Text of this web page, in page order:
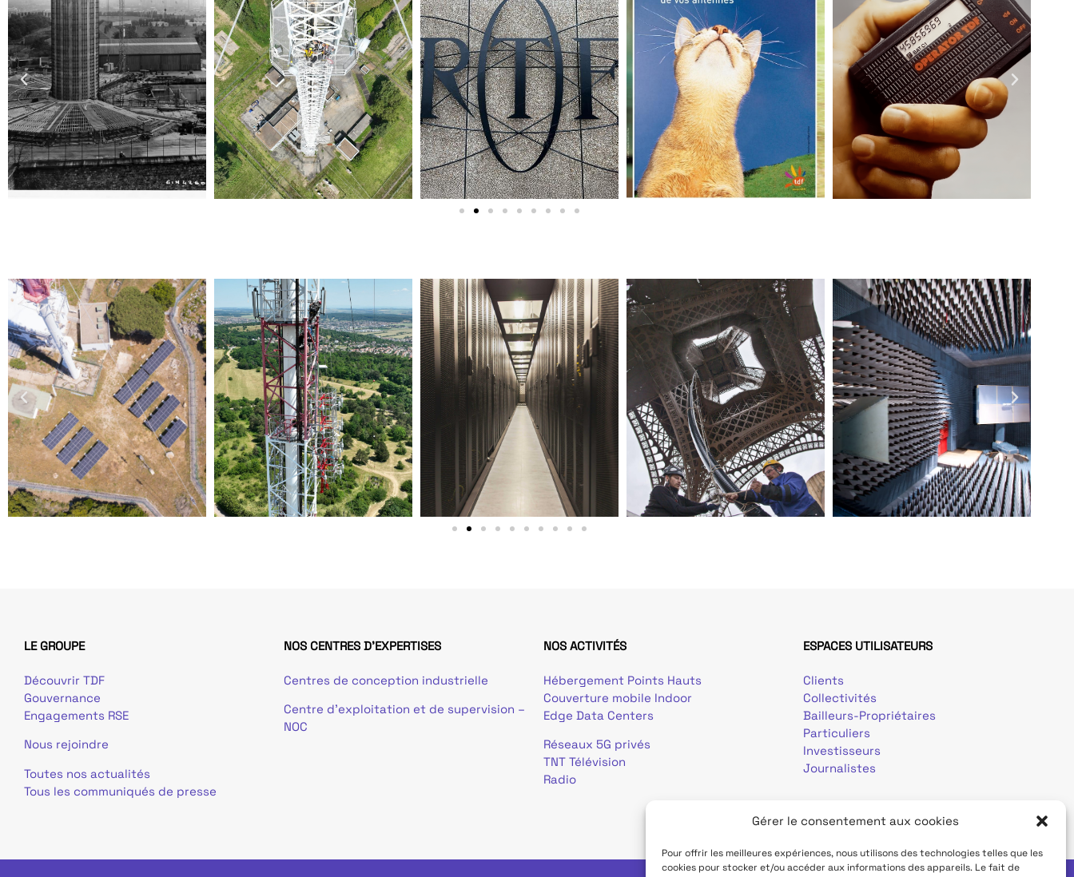
Gérer le consentement aux cookies
Pour offrir les meilleures expériences, nous utilisons des technologies telles que les
cookies pour stocker et/ou accéder aux informations des appareils. Le fait de
LE GROUPE
Découvrir TDF
Gouvernance
Engagements RSE
Nous rejoindre
Toutes nos actualités
Tous les communiqués de presse
NOS CENTRES D'EXPERTISES
Centres de conception industrielle
Centre d’exploitation et de supervision –
NOC
NOS ACTIVITÉS
Hébergement Points Hauts
Couverture mobile Indoor
Edge Data Centers
Réseaux 5G privés
TNT Télévision
Radio
ESPACES UTILISATEURS
Clients
Collectivités
Bailleurs-Propriétaires
Particuliers
Investisseurs
Journalistes